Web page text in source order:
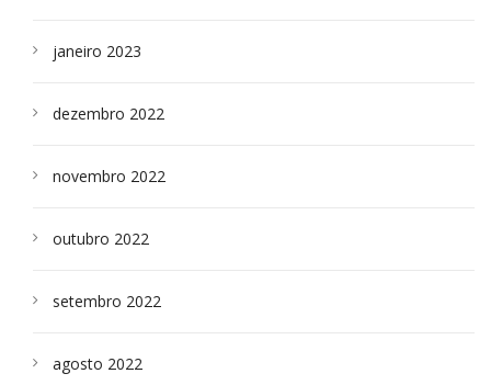
janeiro 2023
dezembro 2022
novembro 2022
outubro 2022
setembro 2022
agosto 2022